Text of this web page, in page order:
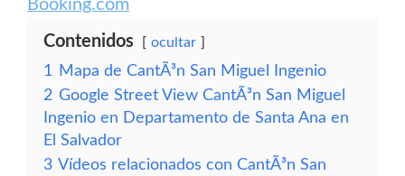
Booking.com
Contenidos ocultar
1
Mapa de CantÃ³n San Miguel Ingenio
2 Google Street View CantÃ³n San Miguel
Ingenio en Departamento de Santa Ana en
El Salvador
3 Vídeos relacionados con CantÃ³n San